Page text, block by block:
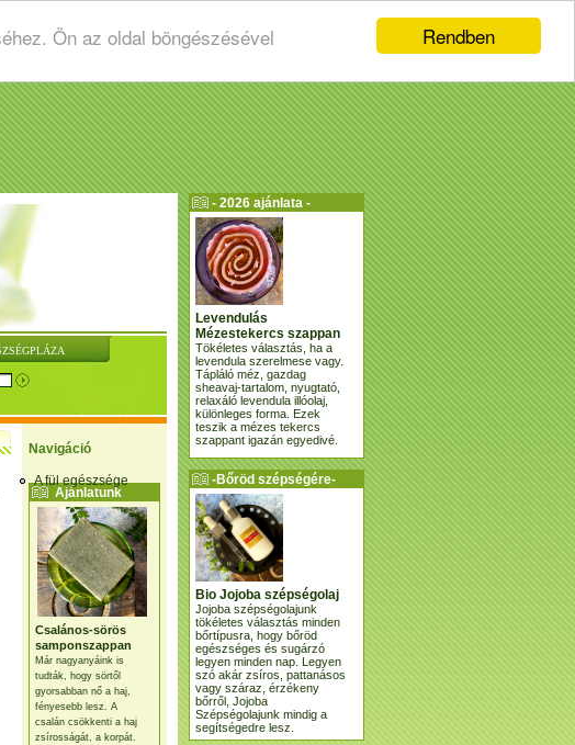
Rendben
Ön az oldal böngészésével
Navigáció
A fül egészsége
Ajánlatunk
Csalános-sörös
samponszappan
Már nagyanyáink is
tudták, hogy sörtől
gyorsabban nő a haj,
fényesebb lesz. A
csalán csökkenti a haj
zsírosságát, a korpát.
- 2026 ajánlata -
Levendulás
Mézestekercs szappan
Tökéletes választás, ha a
levendula szerelmese vagy.
Tápláló méz, gazdag
sheavaj-tartalom, nyugtató,
relaxáló levendula illóolaj,
különleges forma. Ezek
teszik a mézes tekercs
szappant igazán egyedivé.
-Bőröd szépségére-
Bio Jojoba szépségolaj
Jojoba szépségolajunk
tökéletes választás minden
bőrtípusra, hogy bőröd
egészséges és sugárzó
legyen minden nap. Legyen
szó akár zsíros, pattanásos
vagy száraz, érzékeny
bőrről, Jojoba
Szépségolajunk mindig a
segítségedre lesz.